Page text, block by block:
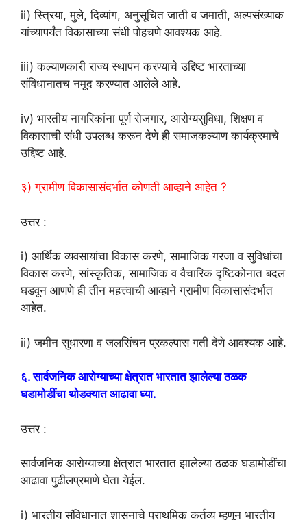
ii) स्त्रिया, मुले, दिव्यांग, अनुसूचित जाती व जमाती, अल्पसंख्याक
यांच्यापर्यंत विकासाच्या संधी पोहचणे आवश्यक आहे.
iii) कल्याणकारी राज्य स्थापन करण्याचे उद्दिष्ट भारताच्या
संविधानातच नमूद करण्यात आलेले आहे.
iv) भारतीय नागरिकांना पूर्ण रोजगार, आरोग्यसुविधा, शिक्षण व
विकासाची संधी उपलब्ध करून देणे ही समाजकल्याण कार्यक्रमाचे
उद्दिष्ट आहे.
३) ग्रामीण विकासासंदर्भात कोणती आव्हाने आहेत ?
उत्तर :
i) आर्थिक व्यवसायांचा विकास करणे, सामाजिक गरजा व सुविधांचा
विकास करणे, सांस्कृतिक, सामाजिक व वैचारिक दृष्टिकोनात बदल
घडवून आणणे ही तीन महत्त्वाची आव्हाने ग्रामीण विकासासंदर्भात
आहेत.
ii) जमीन सुधारणा व जलसिंचन प्रकल्पास गती देणे आवश्यक आहे.
६. सार्वजनिक आरोग्याच्या क्षेत्रात भारतात झालेल्या ठळक
घडामोडींचा थोडक्यात आढावा घ्या.
उत्तर :
सार्वजनिक आरोग्याच्या क्षेत्रात भारतात झालेल्या ठळक घडामोडींचा
आढावा पुढीलप्रमाणे घेता येईल.
i) भारतीय संविधानात शासनाचे प्राथमिक कर्तव्य म्हणून भारतीय